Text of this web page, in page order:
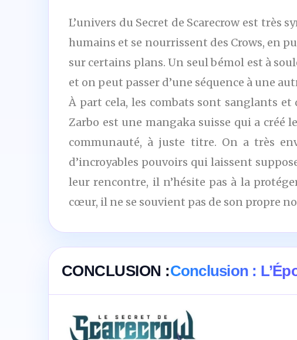
L’univers du Secret de Scarecrow est très
humains et se nourrissent des Crows, en
sur certains plans. Un seul bémol est à
et on peut passer d’une séquence à une
À part cela, les combats sont sanglants
Zarbo est une mangaka suisse qui a créé
communauté, à juste titre. On a très
d’incroyables pouvoirs qui laissent
leur rencontre, il n’hésite pas à la
cœur, il ne se souvient pas de son propre
CONCLUSION :Conclusion :